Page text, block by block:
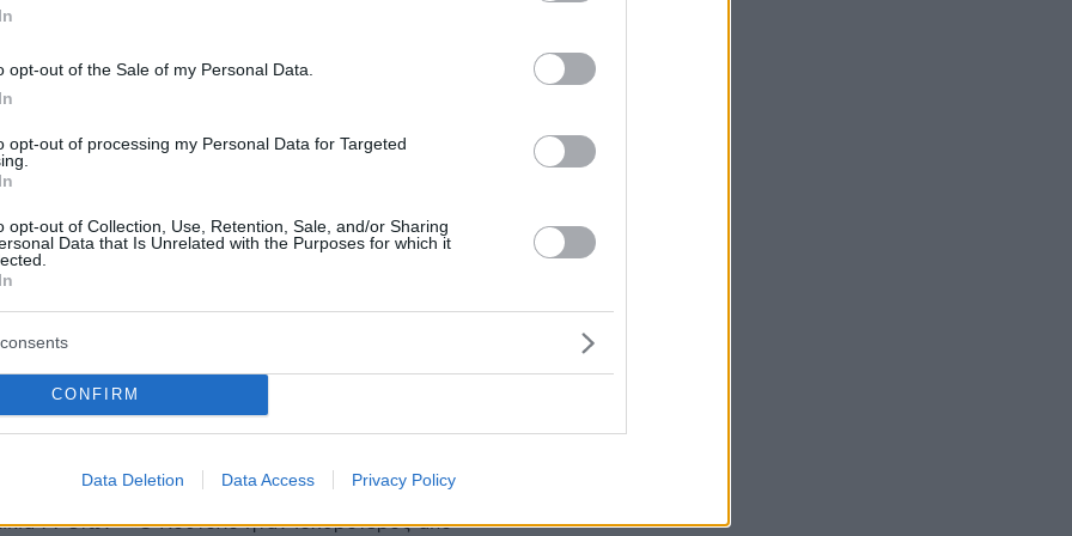
opt-out of the Sale of my Personal Data.
opt-out of processing my Personal Data for Targeted
opt-out of Collection, Use, Retention, Sale, and/or Sharing
Data that Is Unrelated with the Purposes for which it
CONFIRM
Data Deletion Data Access Privacy Policy
ενάντια στο
του
αποκήρυξε δημόσια τον τρόπο ζωής της
οργανωμένου εγκλήματος ότι υπάρχουν
Πέθανε πανίσχυρος νονός της
- Φυλακίστηκε το 1971 κι
έπασχε από χρόνια νοσήματα κι έφυγε από
79 ετών - «Ο Κούτολο ήταν ισχυρότερος από